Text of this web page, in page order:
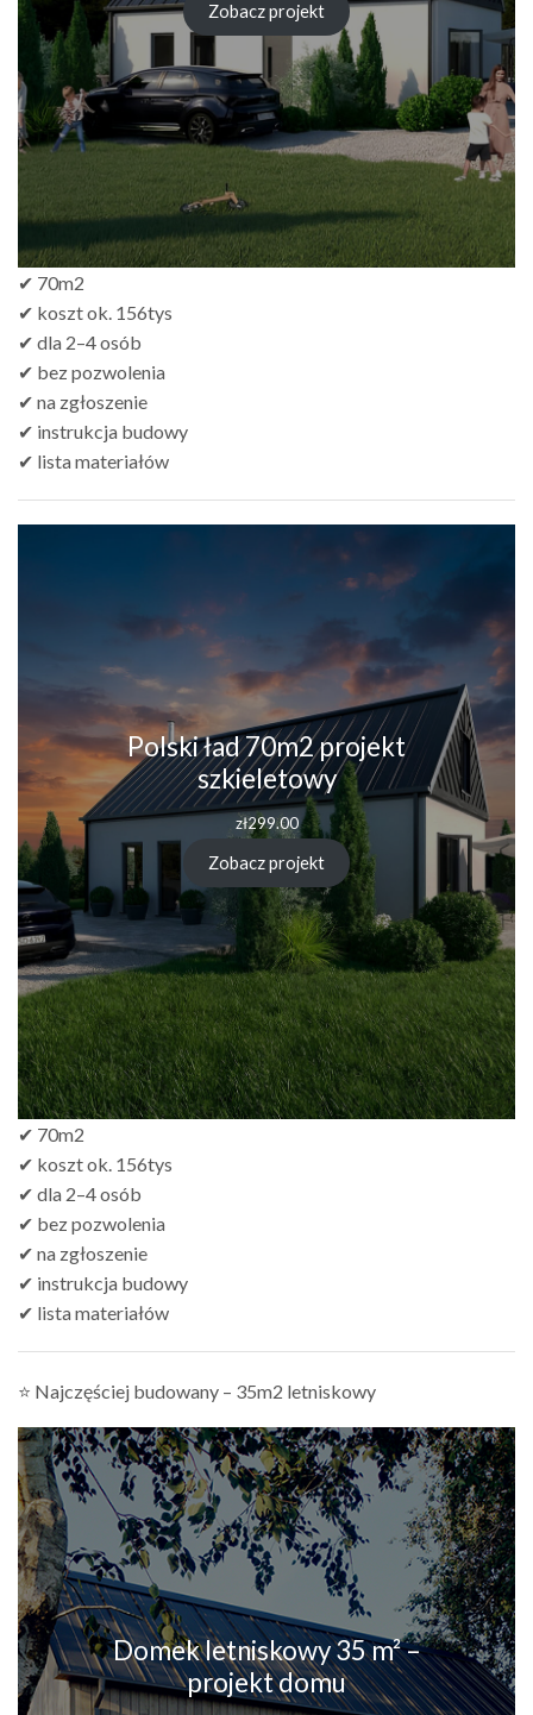
Zobacz projekt
✔ 70m2
✔ koszt ok. 156tys
✔ dla 2–4 osób
✔ bez pozwolenia
✔ na zgłoszenie
✔ instrukcja budowy
✔ lista materiałów
Polski ład 70m2 projekt
szkieletowy
zł299.00
Zobacz projekt
✔ 70m2
✔ koszt ok. 156tys
✔ dla 2–4 osób
✔ bez pozwolenia
✔ na zgłoszenie
✔ instrukcja budowy
✔ lista materiałów
⭐ Najczęściej budowany – 35m2 letniskowy
Domek letniskowy 35 m² –
projekt domu